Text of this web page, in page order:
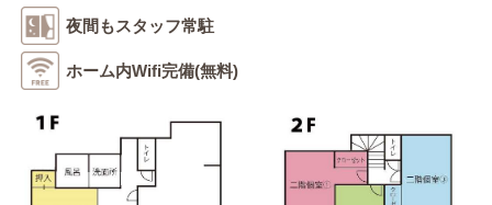
夜間もスタッフ常駐
ホーム内Wifi完備(無料)